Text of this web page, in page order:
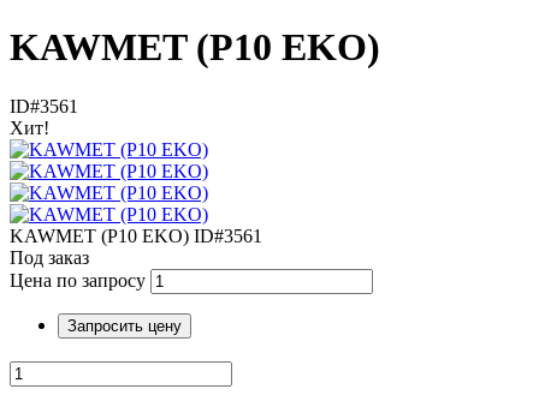
KAWMET (P10 EKO)
ID#3561
Хит!
KAWMET (P10 EKO) ID#3561
Под заказ
Цена по запросу
Запросить цену